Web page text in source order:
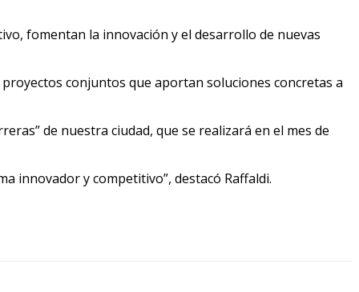
fomentan la innovación y el desarrollo de nuevas
conjuntos que aportan soluciones concretas a
de nuestra ciudad, que se realizará en el mes de
innovador y competitivo”, destacó Raffaldi.